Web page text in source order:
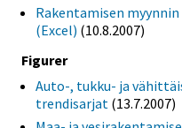
Rakentamisen myynnin
(Excel) (10.8.2007)
Figurer
Auto-, tukku- ja
trendisarjat (13.7.2007)